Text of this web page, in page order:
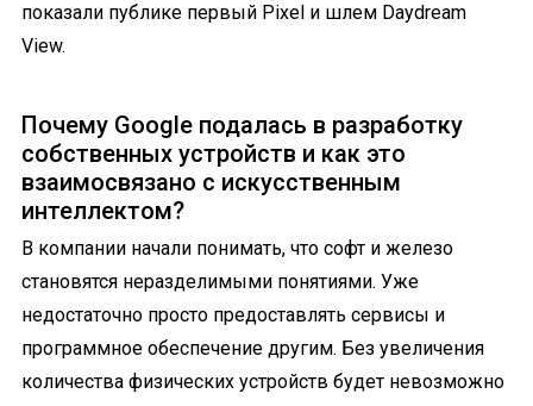
показали публике первый Pixel и шлем Daydream
View.
Почему Google подалась в разработку
собственных устройств и как это
взаимосвязано с искусственным
интеллектом?
В компании начали понимать, что софт и железо
становятся неразделимыми понятиями. Уже
недостаточно просто предоставлять сервисы и
программное обеспечение другим. Без увеличения
количества физических устройств будет невозможно